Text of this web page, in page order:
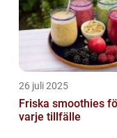
26 juli 2025
Friska smoothies
varje tillfälle